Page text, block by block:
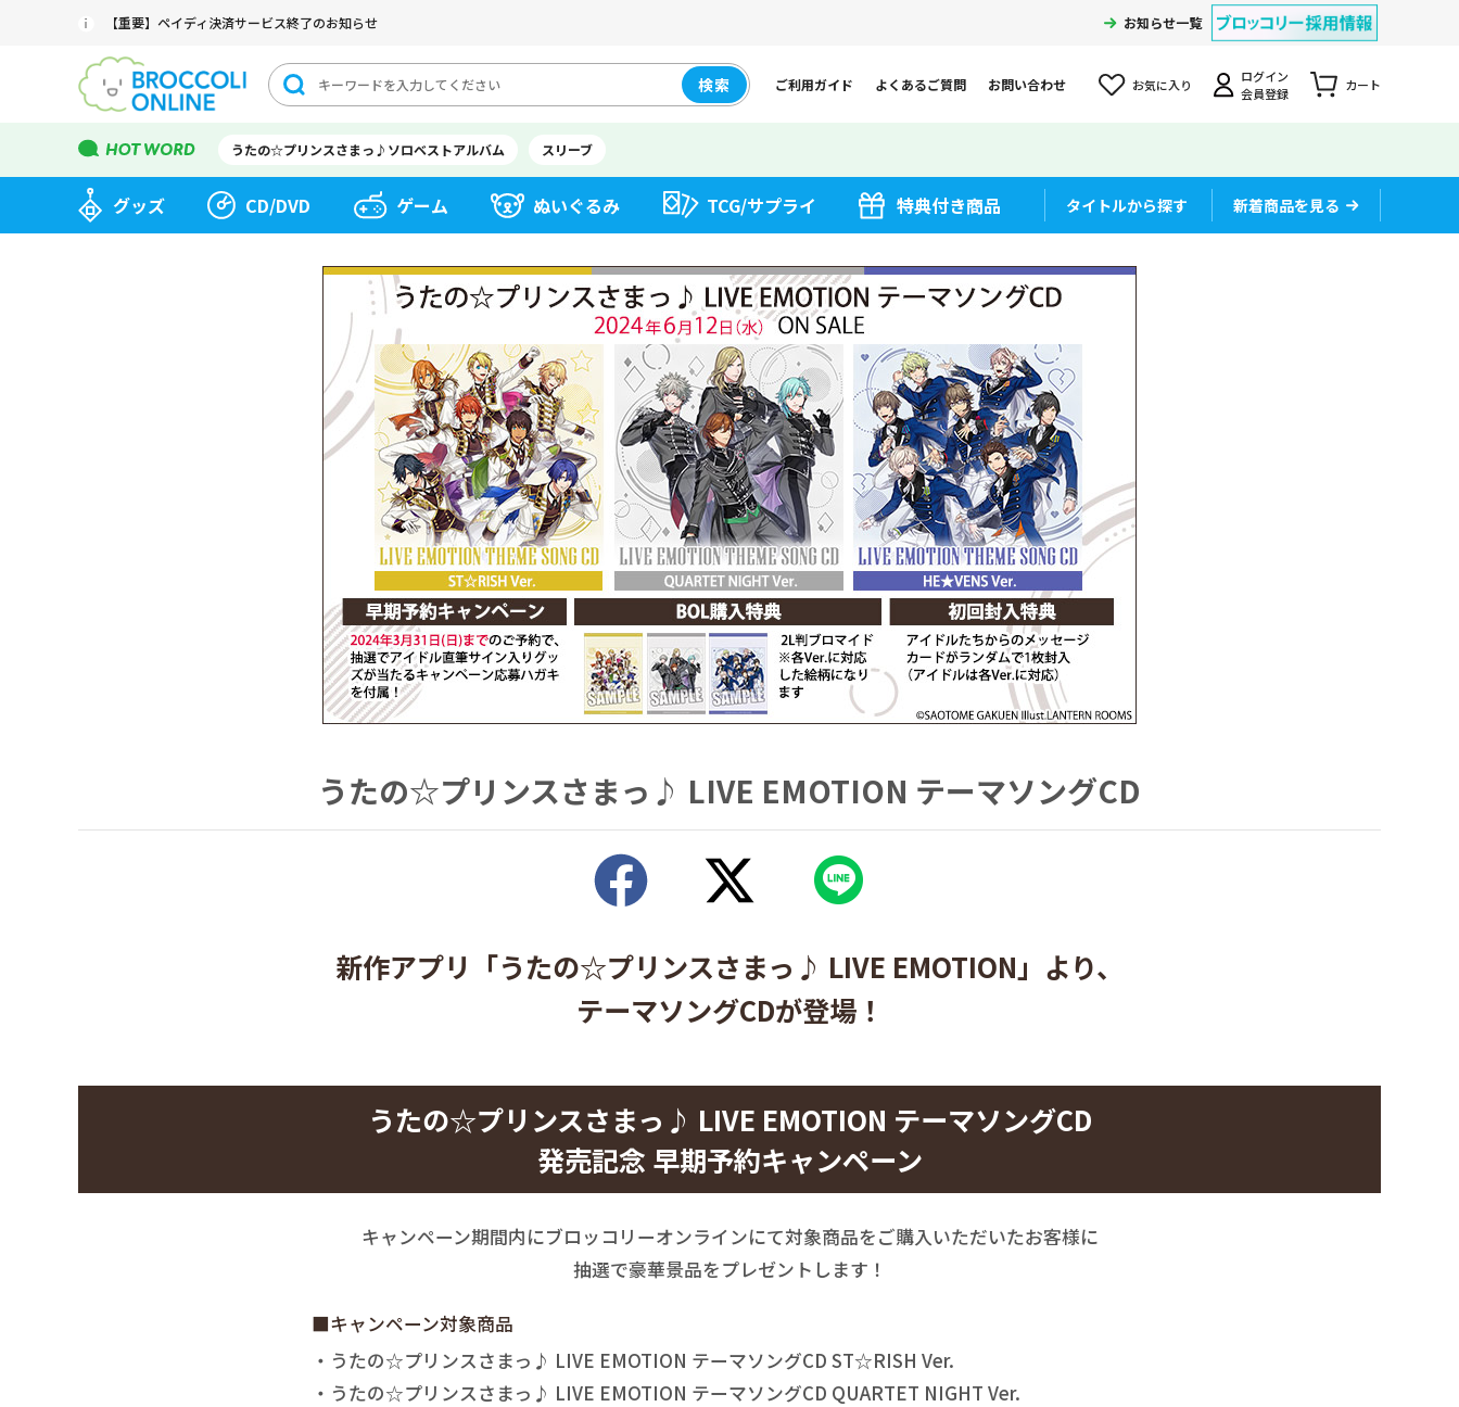
【重要】ペイディ決済サービス終了のお知らせ お知らせ一覧
検索 ご利用ガイド よくあるご質問 お問い合わせ お気に入り
ログイン
会員登録
カート
うたの☆プリンスさまっ♪ソロベストアルバム スリーブ
グッズ CD/DVD ゲーム ぬいぐるみ TCG/サプライ 特典付き商品 タイトルから探す 新着商品を見る
うたの☆プリンスさまっ♪ LIVE EMOTION テーマソングCD
新作アプリ「うたの☆プリンスさまっ♪ LIVE EMOTION」より、
テーマソングCDが登場！
うたの☆プリンスさまっ♪ LIVE EMOTION テーマソングCD
発売記念 早期予約キャンペーン
キャンペーン期間内にブロッコリーオンラインにて対象商品をご購入いただいたお客様に
抽選で豪華景品をプレゼントします！
■キャンペーン対象商品
・うたの☆プリンスさまっ♪ LIVE EMOTION テーマソングCD ST☆RISH Ver.
・うたの☆プリンスさまっ♪ LIVE EMOTION テーマソングCD QUARTET NIGHT Ver.